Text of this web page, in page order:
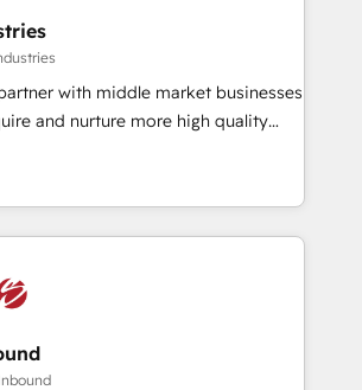
to a level not feasible with
marketing
owner sick of wasting budget
and their outdated methods,
more high-quality leads
stage of the buying cycle with
with the process, technology and
targets.
with middle market businesses
and nurture more high quality
media, marketing cloud,
software integration to drive sales
on marketing expenditure.